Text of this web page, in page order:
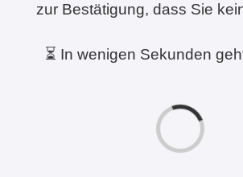
zur Bestätigung, dass Sie
⏳ In wenigen Sekunden